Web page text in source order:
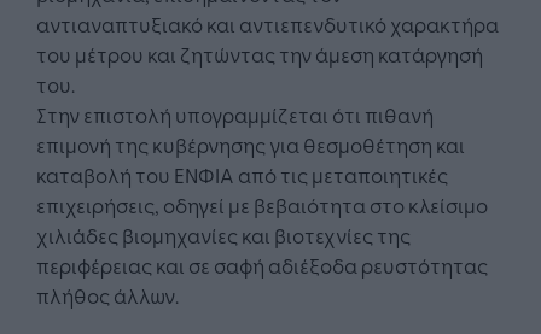
αντιαναπτυξιακό και αντιεπενδυτικό χαρακτήρα
του μέτρου και ζητώντας την άμεση κατάργησή
του.
Στην επιστολή υπογραμμίζεται ότι πιθανή
επιμονή της κυβέρνησης για θεσμοθέτηση και
καταβολή του ΕΝΦΙΑ από τις μεταποιητικές
επιχειρήσεις, οδηγεί με βεβαιότητα στο κλείσιμο
χιλιάδες βιομηχανίες και βιοτεχνίες της
περιφέρειας και σε σαφή αδιέξοδα ρευστότητας
πλήθος άλλων.